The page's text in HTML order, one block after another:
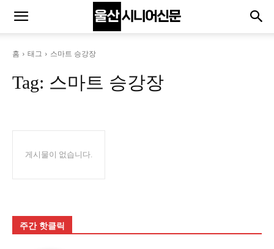
홈 태그 스마트 승강장
Tag: 스마트 승강장
게시물이 없습니다.
주간 핫클릭